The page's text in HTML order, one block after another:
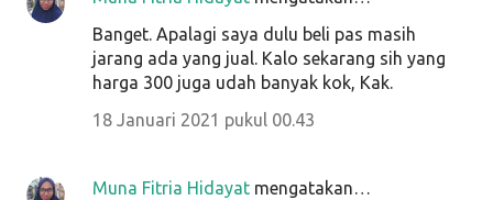
Banget. Apalagi saya dulu beli pas masih
jarang ada yang jual. Kalo sekarang sih yang
harga 300 juga udah banyak kok, Kak.
18 Januari 2021 pukul 00.43
Muna Fitria Hidayat mengatakan…